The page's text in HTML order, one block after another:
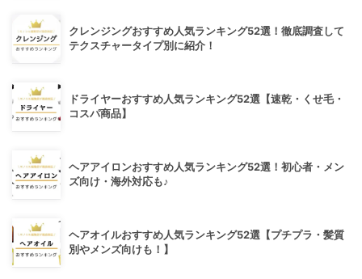
クレンジングおすすめ人気ランキング52選！徹底調査して
テクスチャータイプ別に紹介！
ドライヤーおすすめ人気ランキング52選【速乾・くせ毛・
コスパ商品】
ヘアアイロンおすすめ人気ランキング52選！初心者・メン
ズ向け・海外対応も♪
ヘアオイルおすすめ人気ランキング52選【プチプラ・髪質
別やメンズ向けも！】